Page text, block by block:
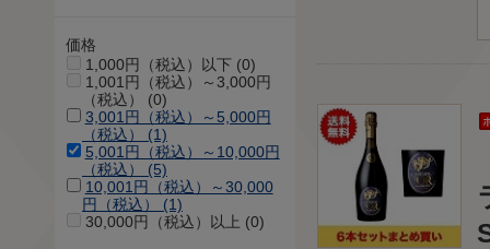
価格
1,000円（税込）以下 (0)
1,001円（税込）～3,000円
（税込） (0)
3,001円（税込）～5,000円
（税込） (1)
5,001円（税込）～10,000円
（税込） (5)
10,001円（税込）～30,000
円（税込） (1)
30,000円（税込）以上 (0)